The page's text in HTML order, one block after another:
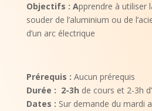
Objectifs : Apprendre à utiliser
souder de l’aluminium ou de
d’un arc électrique
Prérequis : Aucun prérequis
Durée : 2-3h de cours et 2-3h
Dates : Sur demande du mardi